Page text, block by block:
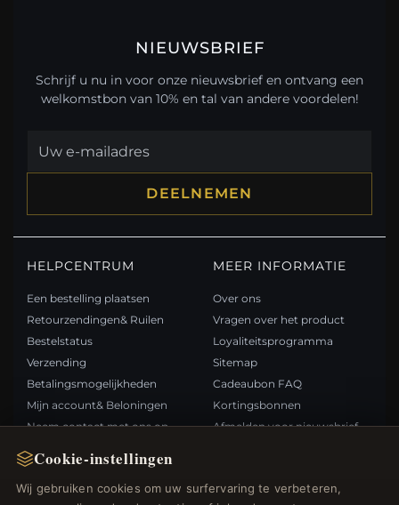
Cookie-instellingen
Wij gebruiken cookies om uw surfervaring te verbeteren,
NIEUWSBRIEF
Schrijf u nu in voor onze nieuwsbrief en ontvang een
welkomstbon van 10% en tal van andere voordelen!
DEELNEMEN
HELPCENTRUM
Een bestelling plaatsen
Retourzendingen& Ruilen
Bestelstatus
Verzending
Betalingsmogelijkheden
Mijn account& Beloningen
Neem contact met ons op
MEER INFORMATIE
Over ons
Vragen over het product
Loyaliteitsprogramma
Sitemap
Cadeaubon FAQ
Kortingsbonnen
Afmelden voor nieuwsbrief